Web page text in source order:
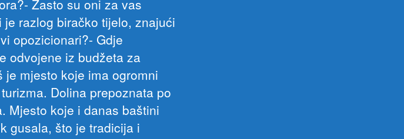
Zasto su oni za vas
razlog biračko tijelo, znajući
opozicionari?- Gdje
odvojene iz budžeta za
je mjesto koje ima ogromni
Dolina prepoznata po
Mjesto koje i danas baštini
gusala, što je tradicija i